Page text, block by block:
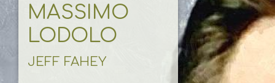
MASSIMO
LODOLO
JEFF FAHEY